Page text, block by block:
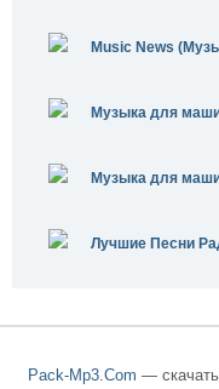
Music News
Музыка для
Музыка для
Лучшие Песни
Pack-Mp3.Com —